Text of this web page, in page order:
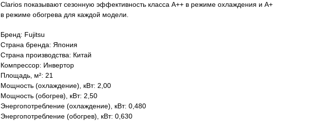
Clarios показывают сезонную эффективность класса А++ в режиме охлаждения и А+
в режиме обогрева для каждой модели.
Бренд: Fujitsu
Страна бренда: Япония
Страна производства: Китай
Компрессор: Инвертор
Площадь, м²: 21
Мощность (охлаждение), кВт: 2,00
Мощность (обогрев), кВт: 2,50
Энергопотребление (охлаждение), кВт: 0,480
Энергопотребление (обогрев), кВт: 0,630